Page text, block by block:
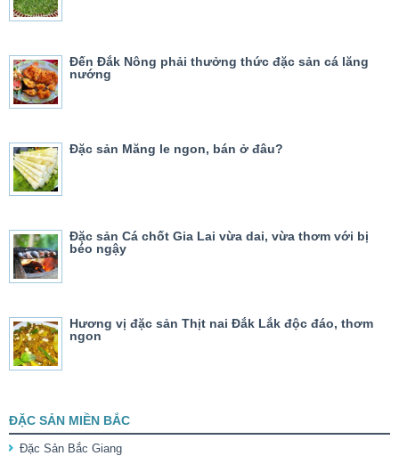
Đến Đắk Nông phải thưởng thức đặc sản cá lăng
nướng
Đặc sản Măng le ngon, bán ở đâu?
Đặc sản Cá chốt Gia Lai vừa dai, vừa thơm với bị
béo ngậy
Hương vị đặc sản Thịt nai Đắk Lắk độc đáo, thơm
ngon
ĐẶC SẢN MIỀN BẮC
Đặc Sản Bắc Giang